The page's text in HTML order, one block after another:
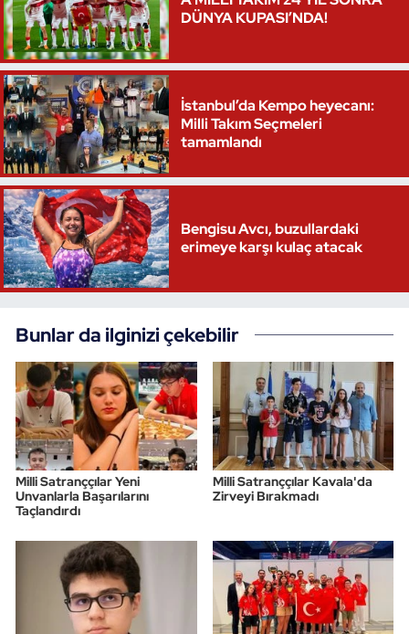
DÜNYA KUPASI’NDA!
İstanbul’da Kempo heyecanı:
Milli Takım Seçmeleri
tamamlandı
Bengisu Avcı, buzullardaki
erimeye karşı kulaç atacak
Bunlar da ilginizi çekebilir
Milli Satranççılar Yeni
Unvanlarla Başarılarını
Taçlandırdı
Milli Satranççılar Kavala'da
Zirveyi Bırakmadı